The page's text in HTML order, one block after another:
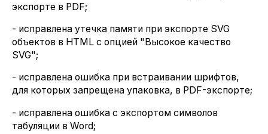
экспорте в PDF;
- исправлена утечка памяти при экспорте SVG
объектов в HTML с опцией "Высокое качество
SVG";
- исправлена ошибка при встраивании шрифтов,
для которых запрещена упаковка, в PDF-экспорте;
- исправлена ошибка с экспортом символов
табуляции в Word;